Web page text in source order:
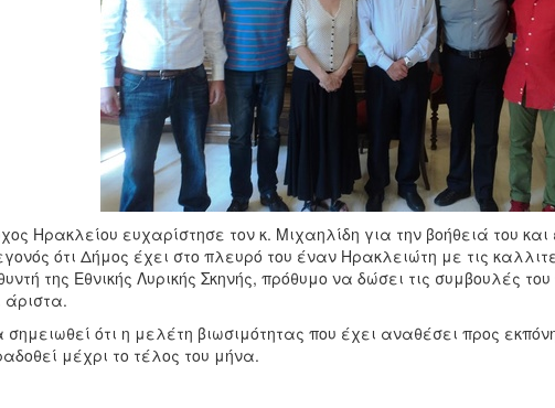
Ηρακλείου ευχαρίστησε τον κ. Μιχαηλίδη για την βοήθειά του
ότι Δήμος έχει στο πλευρό του έναν Ηρακλειώτη με τις
της Εθνικής Λυρικής Σκηνής, πρόθυμο να δώσει τις συμβουλές
άριστα.
σημειωθεί ότι η μελέτη βιωσιμότητας που έχει αναθέσει προς
μέχρι το τέλος του μήνα.